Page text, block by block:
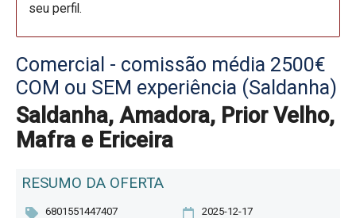
seu perfil.
Comercial - comissão média 2500€
COM ou SEM experiência (Saldanha)
Saldanha, Amadora, Prior Velho,
Mafra e Ericeira
RESUMO DA OFERTA
6801551447407 2025-12-17